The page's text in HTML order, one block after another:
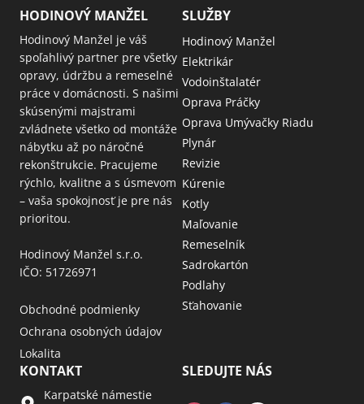
HODINOVÝ MANŽEL
Hodinový Manžel je váš
spoľahlivý partner pre všetky
opravy, údržbu a remeselné
práce v domácnosti. S našimi
skúsenými majstrami
zvládnete všetko od montáže
nábytku až po náročné
rekonštrukcie. Pracujeme
rýchlo, kvalitne a s úsmevom
– vaša spokojnosť je pre nás
prioritou.
Hodinový Manžel s.r.o.
IČO: 51726971
Obchodné podmienky
Ochrana osobných údajov
Lokalita
SLUŽBY
Hodinový Manžel
Elektrikár
Vodoinštalatér
Oprava Práčky
Oprava Umývačky Riadu
Plynár
Revizie
Kúrenie
Kotly
Maľovanie
Remeselník
Sadrokartón
Podlahy
Sťahovanie
KONTAKT
Karpatské námestie
SLEDUJTE NÁS